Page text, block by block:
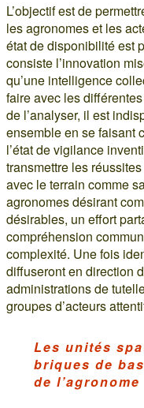
L’objectif est de
les agronomes et les
état de disponibilité est
consiste l’innovation
qu’une intelligence
faire avec les
de l’analyser, il est
ensemble en se faisant
l’état de vigilance
transmettre les
avec le terrain comme
agronomes désirant
désirables, un effort
compréhension
complexité. Une fois
diffuseront en direction
administrations de
groupes d’acteurs
Les unités
briques de
de l’agronome